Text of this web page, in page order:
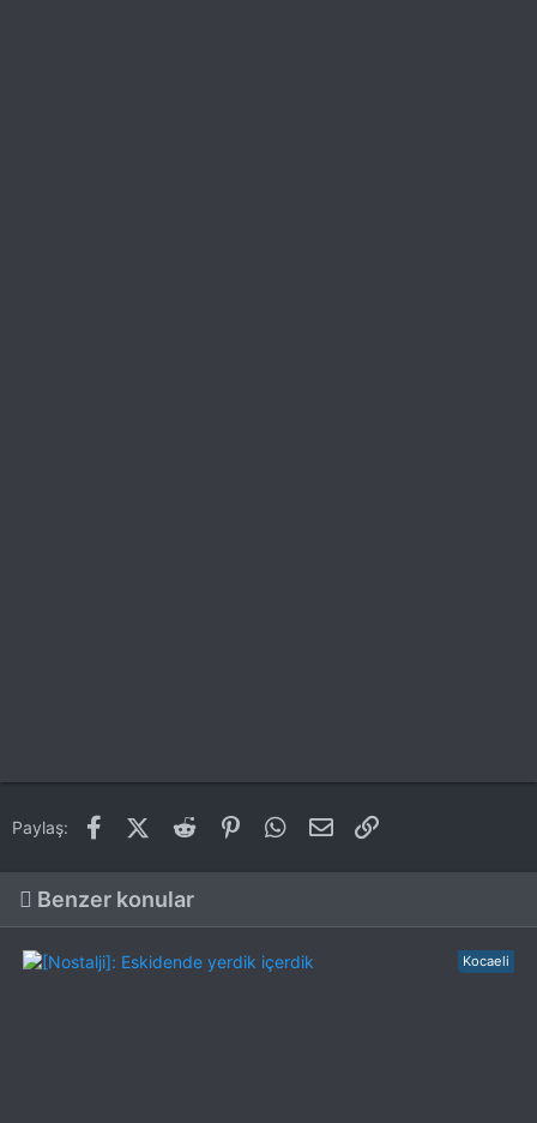
Paylaş: FacebookX (Twitter)
Reddit PinterestWhatsApp
E-posta
Benzer konular
Kocaeli